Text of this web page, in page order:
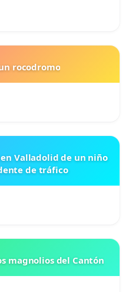
rocodromo
Valladolid de un niño
de tráfico
magnolios del Cantón